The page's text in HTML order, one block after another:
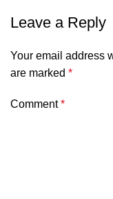
Leave a Reply
Your email address
are marked *
Comment*